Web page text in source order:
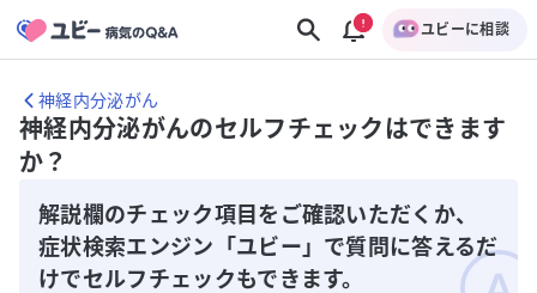
ユビーに相談
神経内分泌がん
神経内分泌がんのセルフチェックはできます
か？
解説欄のチェック項目をご確認いただくか、
症状検索エンジン「ユビー」で質問に答えるだ
けでセルフチェックもできます。